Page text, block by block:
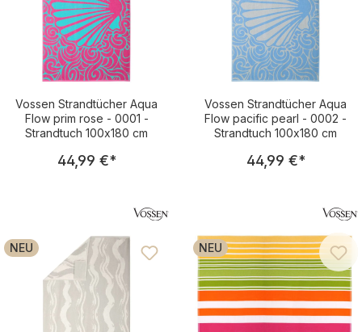
Vossen Strandtücher Aqua
Flow prim rose - 0001 -
Strandtuch 100x180 cm
Regulärer Preis:
44,99 €*
Vossen Strandtücher Aqua
Flow pacific pearl - 0002 -
Strandtuch 100x180 cm
Regulärer
44,99 €*
NEU NEU